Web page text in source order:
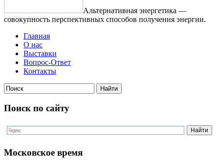
Альтернативная энергетика —
совокупность перспективных способов получения энергии.
Главная
О нас
Выставки
Вопрос-Ответ
Контакты
Поиск по сайту
Московское время